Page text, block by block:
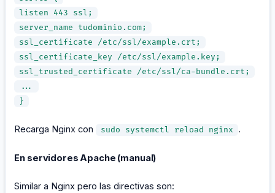
listen 443 ssl;
server_name tudominio.com;
ssl_certificate /etc/ssl/example.crt;
ssl_certificate_key /etc/ssl/example.key;
ssl_trusted_certificate /etc/ssl/ca-bundle.crt;
...
}
Recarga Nginx con sudo systemctl reload nginx .
En servidores Apache (manual)
Similar a Nginx pero las directivas son: